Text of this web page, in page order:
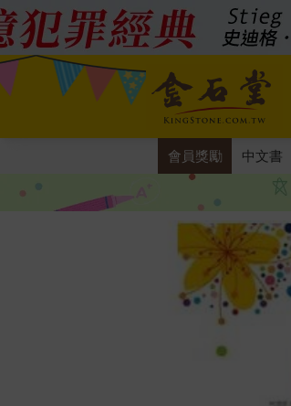
會員獎勵 中文書